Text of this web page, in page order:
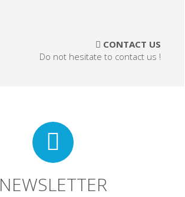
CONTACT US
Do not hesitate to contact us !
NEWSLETTER